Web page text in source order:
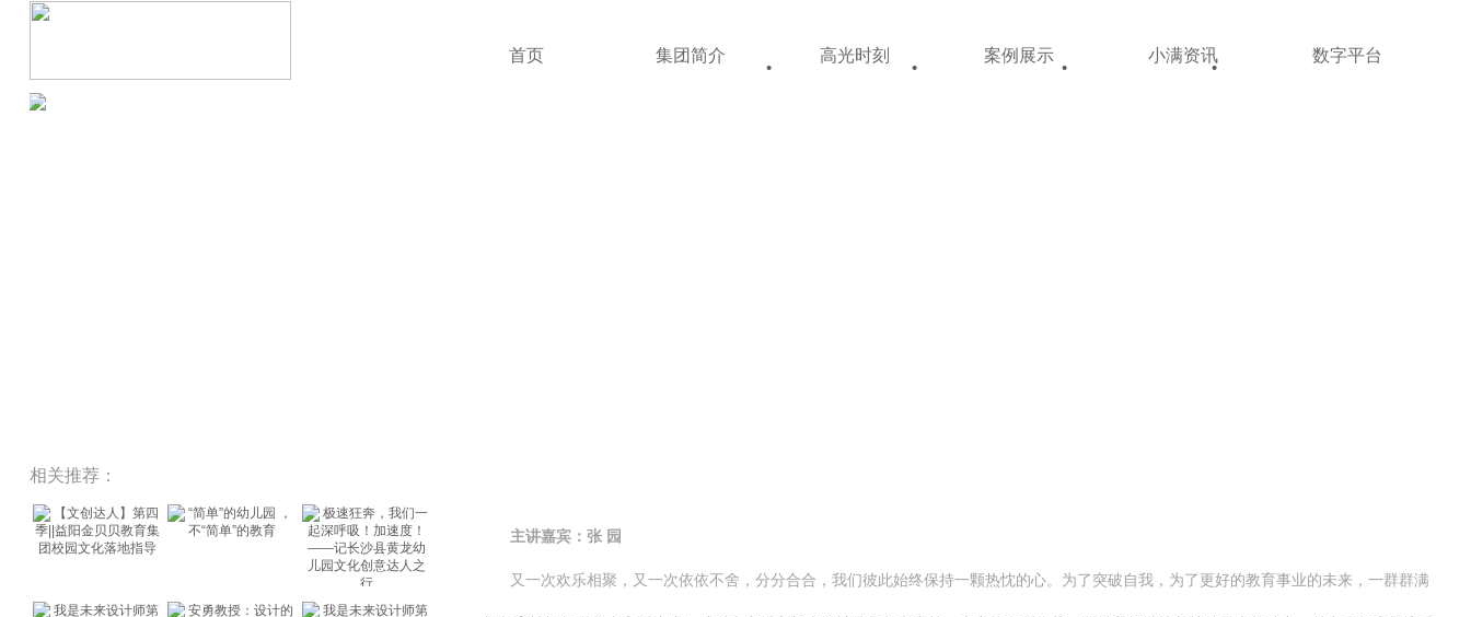
首页 集团简介 高光时刻 案例展示 小满资讯 数字平台
• • ••
主讲嘉宾：张 园
又一次欢乐相聚，又一次依依不舍，分分合合，我们彼此始终保持一颗热忱的心。为了突破自我，为了更好的教育事业的未来，一群群满
相关推荐​：